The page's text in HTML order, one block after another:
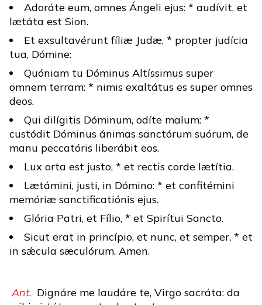
Adoráte eum, omnes Ángeli ejus: * audívit, et
lætáta est Sion.
Et exsultavérunt fíliæ Judæ, * propter judícia
tua, Dómine:
Quóniam tu Dóminus Altíssimus super
omnem terram: * nimis exaltátus es super omnes
deos.
Qui dilígitis Dóminum, odíte malum: *
custódit Dóminus ánimas sanctórum suórum, de
manu peccatóris liberábit eos.
Lux orta est justo, * et rectis corde lætítia.
Lætámini, justi, in Dómino: * et confitémini
memóriæ sanctificatiónis ejus.
Glória Patri, et Fílio, * et Spirítui Sancto.
Sicut erat in princípio, et nunc, et semper, * et
in sǽcula sæculórum. Amen.
Ant. Dignáre me laudáre te, Virgo sacráta: da